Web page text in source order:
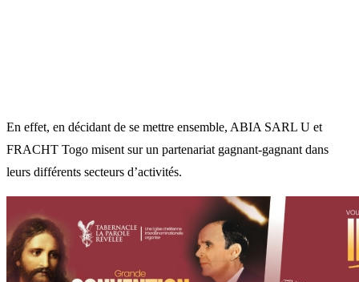
En effet, en décidant de se mettre ensemble, ABIA SARL U et
FRACHT Togo misent sur un partenariat gagnant-gagnant dans
leurs différents secteurs d’activités.